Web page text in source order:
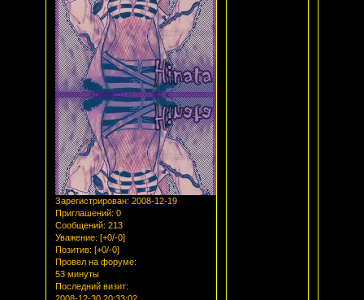
Зарегистрирован: 2008-12-19
Приглашений: 0
Сообщений: 213
Уважение: [+0/-0]
Позитив: [+0/-0]
Провел на форуме:
53 минуты
Последний визит: